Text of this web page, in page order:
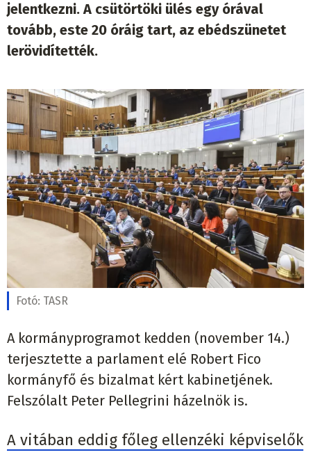
jelentkezni. A csütörtöki ülés egy órával
tovább, este 20 óráig tart, az ebédszünetet
lerövidítették.
Fotó: TASR
A kormányprogramot kedden (november 14.)
terjesztette a parlament elé Robert Fico
kormányfő és bizalmat kért kabinetjének.
Felszólalt Peter Pellegrini házelnök is.
A vitában eddig főleg ellenzéki képviselők